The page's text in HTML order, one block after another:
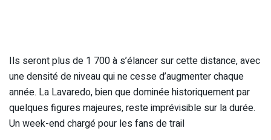
Ils seront plus de 1 700 à s’élancer sur cette distance, avec
une densité de niveau qui ne cesse d’augmenter chaque
année. La Lavaredo, bien que dominée historiquement par
quelques figures majeures, reste imprévisible sur la durée.
Un week-end chargé pour les fans de trail